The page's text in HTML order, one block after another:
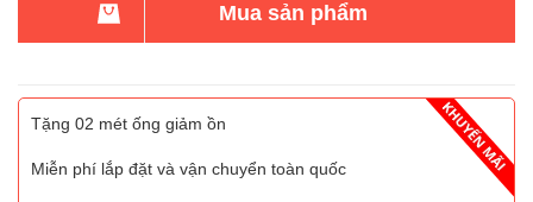
Mua sản phẩm
Tặng 02 mét ống giảm ồn
Miễn phí lắp đặt và vận chuyển toàn quốc